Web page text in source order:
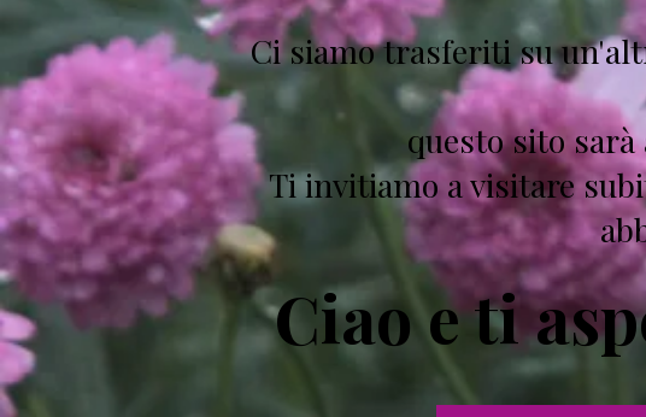
Ci siamo trasferiti su
questo sito
Ti invitiamo a visitare
​Ciao e ti